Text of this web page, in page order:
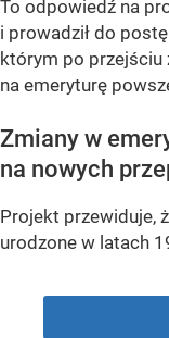
To odpowiedź na
i prowadził do
którym po przejściu
na emeryturę
Zmiany w
na nowych
Projekt przewiduje,
urodzone w latach